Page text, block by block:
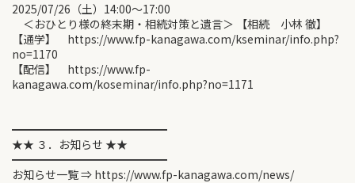
2025/07/26（土）14:00〜17:00
＜おひとり様の終末期・相続対策と遺言＞ 【相続 小林 徹】
【通学】 https://www.fp-kanagawa.com/kseminar/info.php?
no=1170
【配信】 https://www.fp-
kanagawa.com/koseminar/info.php?no=1171
━━━━━━━━━━━━━━
★★ ３．お知らせ ★★
━━━━━━━━━━━━━━
お知らせ一覧 ⇒ https://www.fp-kanagawa.com/news/